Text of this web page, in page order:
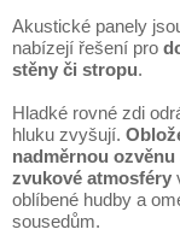
Akustické panely
nabízejí řešení pro
stěny či stropu.
Hladké rovné zdi
hluku zvyšují.
nadměrnou ozvěnu
zvukové atmosféry
oblíbené hudby a
sousedům.